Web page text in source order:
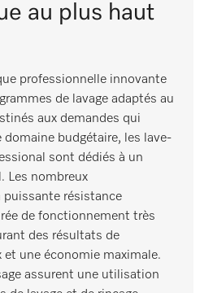
au plus haut
professionnelle innovante
de lavage adaptés au
aux demandes qui
domaine budgétaire, les lave-
sont dédiés à un
Les nombreux
puissante résistance
de fonctionnement très
des résultats de
une économie maximale.
assurent une utilisation